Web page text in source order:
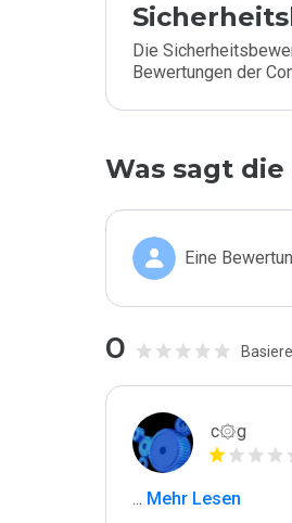
Die
Bewertungen der
Was sagt
Eine
0
c۞g
... Mehr Lesen